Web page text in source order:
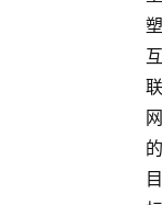
塑
互
联
网
的
目